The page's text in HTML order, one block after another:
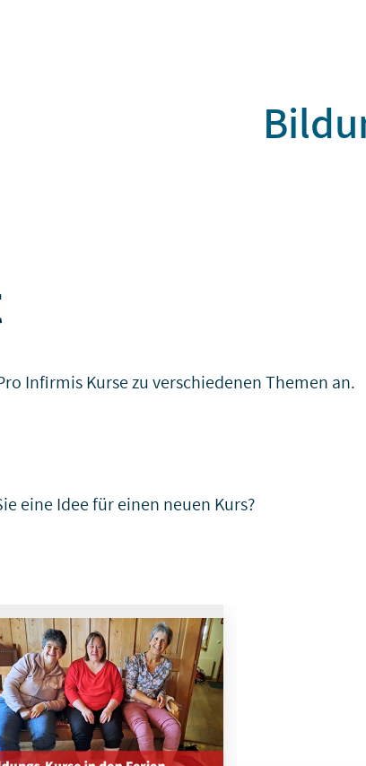
Infirmis Kurse zu verschiedenen Themen an.
eine Idee für einen neuen Kurs?